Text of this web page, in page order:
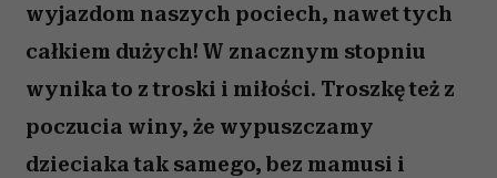
wyjazdom naszych pociech, nawet tych
całkiem dużych! W znacznym stopniu
wynika to z troski i miłości. Troszkę też z
poczucia winy, że wypuszczamy
dzieciaka tak samego, bez mamusi i